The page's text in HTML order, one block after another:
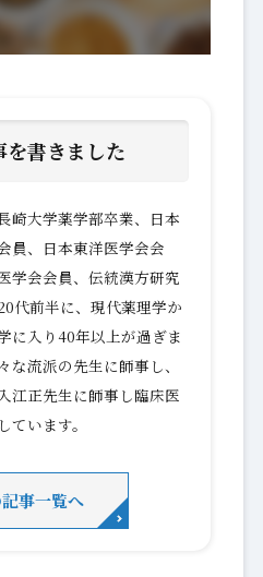
書きました
崎大学薬学部卒業、日本
員、日本東洋医学会会
学会会員、伝統漢方研究
代前半に、現代薬理学か
に入り40年以上が過ぎま
な流派の先生に師事し、
江正先生に師事し臨床医
ています。
事一覧へ